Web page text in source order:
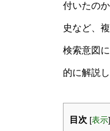
付いたの
史など、
検索意図
的に解説し
目次 [表示]